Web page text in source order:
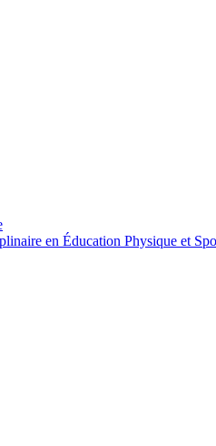
en Éducation Physique et